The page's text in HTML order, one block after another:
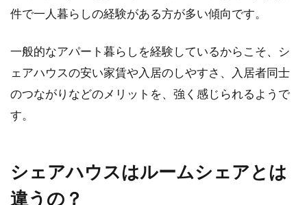
準防火地域はどんなことに建築制限
が？軒裏に木はOK？
新しく住宅を建築する際、「防火地域」「準防
火地域」「22条区域」というワードを耳にされ
家賃の自動引き落としを停止する場
件で一人暮らしの経験がある方が多い傾向です。
一般的なアパート暮らしを経験しているからこそ、シ
ェアハウスの安い家賃や入居のしやすさ、入居者同士
のつながりなどのメリットを、強く感じられるようで
す。
シェアハウスはルームシェアとは
違うの？